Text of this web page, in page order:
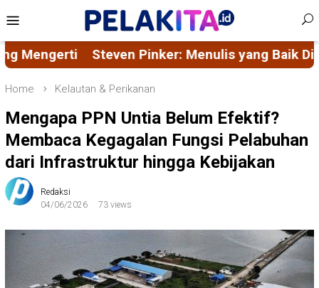
to
content
Menu
Menulis yang Baik Dimulai dari Kemampuan
Home Kelautan & Perikanan
Mengapa PPN Untia Belum Efektif?
Membaca Kegagalan Fungsi Pelabuhan
dari Infrastruktur hingga Kebijakan
Redaksi
04/06/2026
73 views